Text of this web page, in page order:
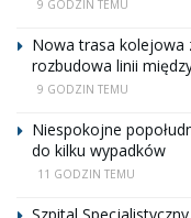
9 GODZIN TEMU
Nowa trasa kolejowa
rozbudowa linii
9 GODZIN TEMU
Niespokojne
do kilku wypadków
11 GODZIN TEMU